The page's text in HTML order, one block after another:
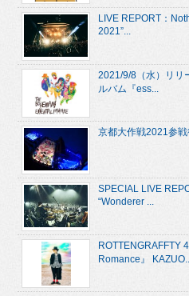
LIVE REPORT：
2021”...
2021/9/8（水）リリ
ルバム『ess...
京都大作戦2021参
SPECIAL LIVE
“Wonderer ...
ROTTENGRAFFTY
Romance』